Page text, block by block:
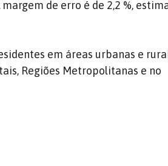
de erro é de 2,2 %,
em áreas urbanas e
Regiões Metropolitanas e no